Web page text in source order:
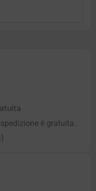
è gratuita.